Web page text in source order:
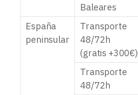
Baleares
España
peninsular
Transporte
48/72h
(gratis +300€)
Transporte
48/72h